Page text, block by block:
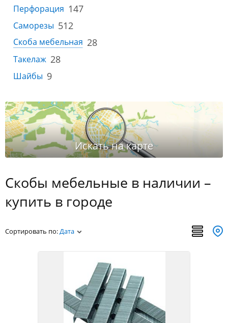
Перфорация 147
Саморезы 512
Скоба мебельная 28
Такелаж 28
Шайбы 9
Скобы мебельные в наличии –
купить в городе
Сортировать по:Дата